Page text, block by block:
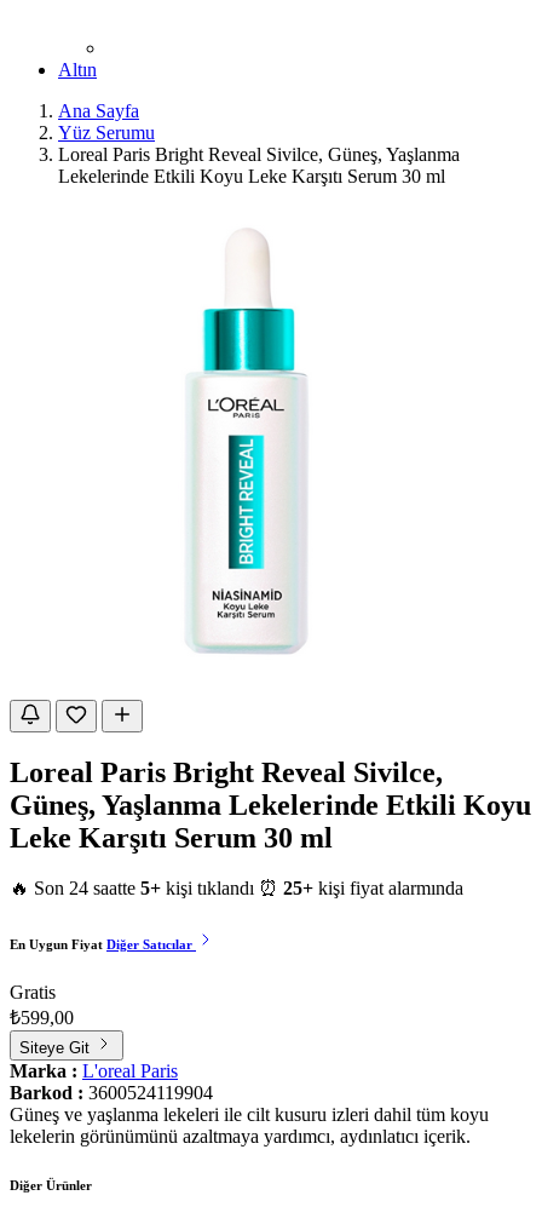
Altın
Ana Sayfa
Yüz Serumu
Loreal Paris Bright Reveal Sivilce, Güneş, Yaşlanma
Lekelerinde Etkili Koyu Leke Karşıtı Serum 30 ml
Loreal Paris Bright Reveal Sivilce,
Güneş, Yaşlanma Lekelerinde Etkili Koyu
Leke Karşıtı Serum 30 ml
🔥 Son 24 saatte 5+ kişi tıklandı ⏰ 25+ kişi fiyat alarmında
En Uygun Fiyat Diğer Satıcılar
Gratis
₺599,00
Siteye Git
Marka : L'oreal Paris
Barkod : 3600524119904
Güneş ve yaşlanma lekeleri ile cilt kusuru izleri dahil tüm koyu
lekelerin görünümünü azaltmaya yardımcı, aydınlatıcı içerik.
Diğer Ürünler